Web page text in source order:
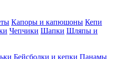
Капоры и капюшоны Кепи
Чепчики Шапки Шляпы и
Бейсболки и кепки Панамы